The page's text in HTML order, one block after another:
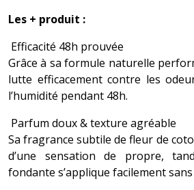
Les + produit :
Efficacité 48h prouvée
Grâce à sa formule naturelle
lutte efficacement contre les
l’humidité pendant 48h.
Parfum doux & texture agréable
Sa fragrance subtile de fleur de
d’une sensation de propre,
fondante s’applique facilement